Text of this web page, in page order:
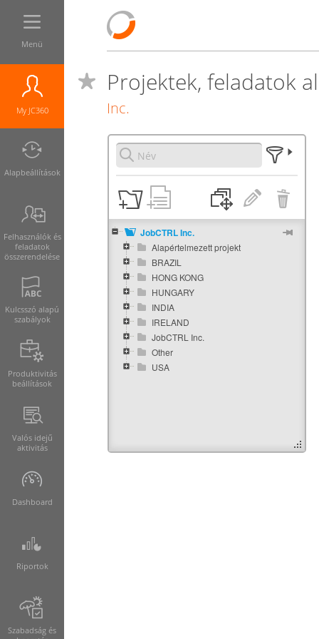
Menü
My JC360
Alapbeállítások
Felhasználók és
feladatok
összerendelése
Kulcsszó alapú
szabályok
Produktivitás
beállítások
Valós idejű
aktivitás
Dashboard
Riportok
Szabadság és
Projektek, feladatok
Inc.
JobCTRL Inc.
Alapértelmezett projekt
BRAZIL
HONG KONG
HUNGARY
INDIA
IRELAND
JobCTRL Inc.
Other
USA